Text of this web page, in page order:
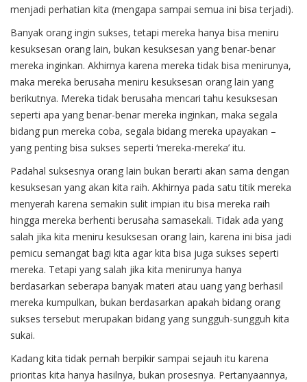
menjadi perhatian kita (mengapa sampai semua ini bisa terjadi).
Banyak orang ingin sukses, tetapi mereka hanya bisa meniru
kesuksesan orang lain, bukan kesuksesan yang benar-benar
mereka inginkan. Akhirnya karena mereka tidak bisa menirunya,
maka mereka berusaha meniru kesuksesan orang lain yang
berikutnya. Mereka tidak berusaha mencari tahu kesuksesan
seperti apa yang benar-benar mereka inginkan, maka segala
bidang pun mereka coba, segala bidang mereka upayakan –
yang penting bisa sukses seperti ‘mereka-mereka’ itu.
Padahal suksesnya orang lain bukan berarti akan sama dengan
kesuksesan yang akan kita raih. Akhirnya pada satu titik mereka
menyerah karena semakin sulit impian itu bisa mereka raih
hingga mereka berhenti berusaha samasekali. Tidak ada yang
salah jika kita meniru kesuksesan orang lain, karena ini bisa jadi
pemicu semangat bagi kita agar kita bisa juga sukses seperti
mereka. Tetapi yang salah jika kita menirunya hanya
berdasarkan seberapa banyak materi atau uang yang berhasil
mereka kumpulkan, bukan berdasarkan apakah bidang orang
sukses tersebut merupakan bidang yang sungguh-sungguh kita
sukai.
Kadang kita tidak pernah berpikir sampai sejauh itu karena
prioritas kita hanya hasilnya, bukan prosesnya. Pertanyaannya,